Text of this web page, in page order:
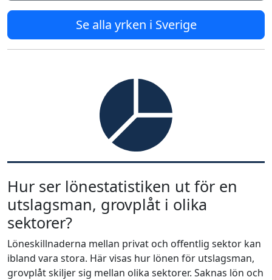
Se alla yrken i Sverige
Hur ser lönestatistiken ut för en
utslagsman, grovplåt i olika
sektorer?
Löneskillnaderna mellan privat och offentlig sektor kan
ibland vara stora. Här visas hur lönen för utslagsman,
grovplåt skiljer sig mellan olika sektorer. Saknas lön och